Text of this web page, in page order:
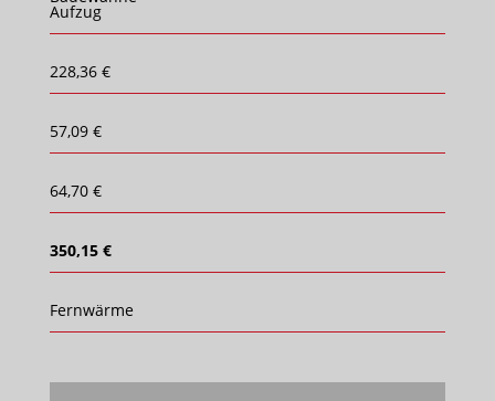
Aufzug
228,36 €
57,09 €
64,70 €
350,15 €
Fernwärme